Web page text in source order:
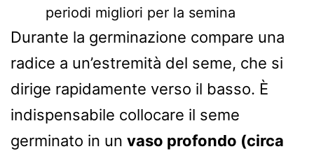
periodi migliori per la semina
Durante la germinazione compare una
radice a un’estremità del seme, che si
dirige rapidamente verso il basso. È
indispensabile collocare il seme
germinato in un vaso profondo (circa